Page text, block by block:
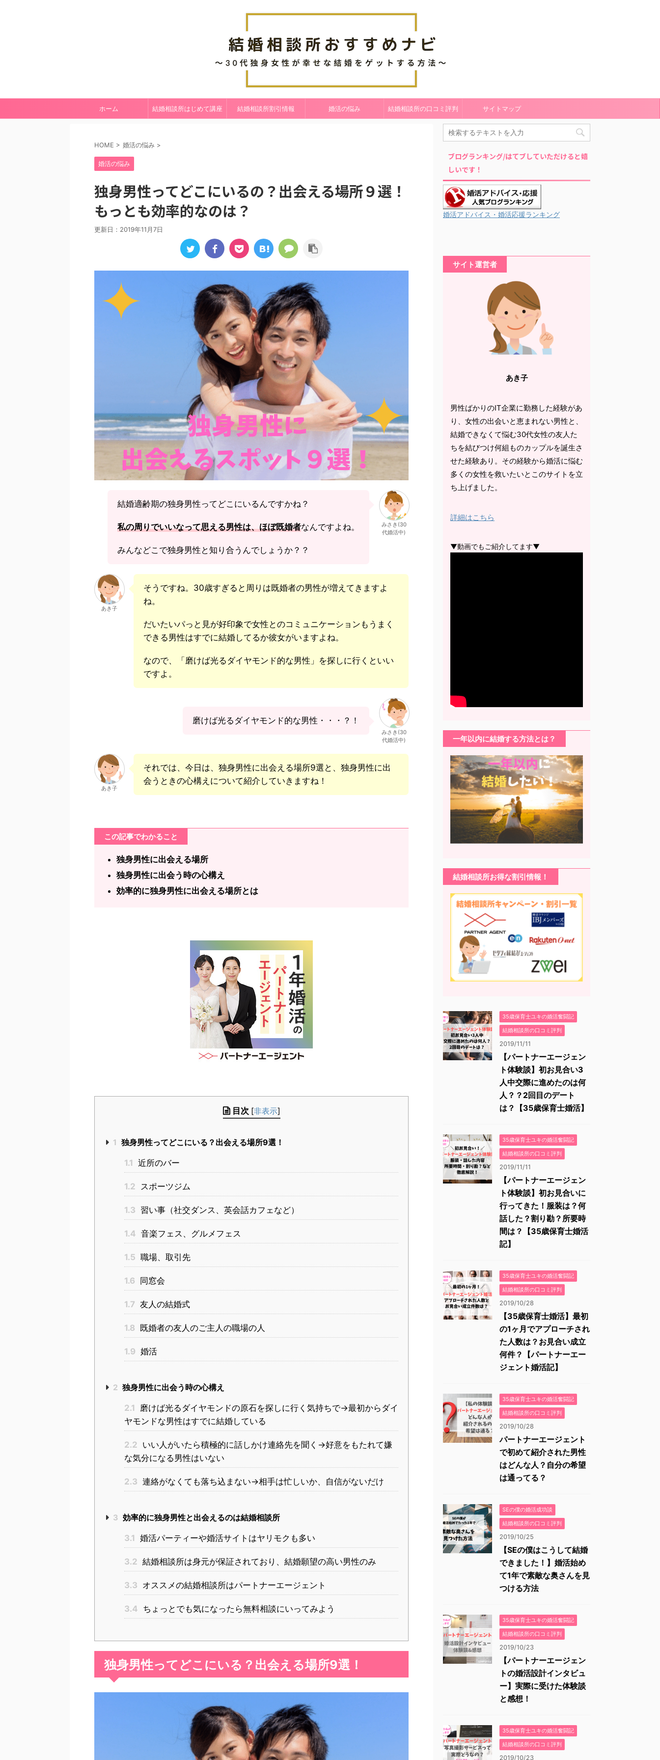
ホーム 結婚相談所はじめて講座 結婚相談所割引情報 婚活の悩み 結婚相談所の口コミ評判 サイトマップ
HOME > 婚活の悩み >
婚活の悩み
独身男性ってどこにいるの？出会える場所９選！
もっとも効率的なのは？
更新日： 2019年11月7日
結婚適齢期の独身男性ってどこにいるんですかね？
私の周りでいいなって思える男性は、ほぼ既婚者なんですよね。
みんなどこで独身男性と知り合うんでしょうか？？
みさき(30
代婚活中)
あき子
そうですね。30歳すぎると周りは既婚者の男性が増えてきますよ
ね。
だいたいパっと見が好印象で女性とのコミュニケーションもうまく
できる男性はすでに結婚してるか彼女がいますよね。
なので、「磨けば光るダイヤモンド的な男性」を探しに行くといい
ですよ。
磨けば光るダイヤモンド的な男性・・・？！
みさき(30
代婚活中)
あき子
それでは、今日は、独身男性に出会える場所9選と、独身男性に出
会うときの心構えについて紹介していきますね！
この記事でわかること
独身男性に出会える場所
独身男性に出会う時の心構え
効率的に独身男性に出会える場所とは
目次 [非表示]
1 独身男性ってどこにいる？出会える場所9選！
1.1 近所のバー
1.2 スポーツジム
1.3 習い事（社交ダンス、英会話カフェなど）
1.4 音楽フェス、グルメフェス
1.5 職場、取引先
1.6 同窓会
1.7 友人の結婚式
1.8 既婚者の友人のご主人の職場の人
1.9 婚活
2 独身男性に出会う時の心構え
2.1
磨けば光るダイヤモンドの原石を探しに行く気持ちで→最初からダイ
ヤモンドな男性はすでに結婚している
2.2 いい人がいたら積極的に話しかけ連絡先を聞く→好意をもたれて嫌
な気分になる男性はいない
2.3 連絡がなくても落ち込まない→相手は忙しいか、自信がないだけ
3 効率的に独身男性と出会えるのは結婚相談所
3.1 婚活パーティーや婚活サイトはヤリモクも多い
3.2 結婚相談所は身元が保証されており、結婚願望の高い男性のみ
3.3 オススメの結婚相談所はパートナーエージェント
3.4 ちょっとでも気になったら無料相談にいってみよう
独身男性ってどこにいる？出会える場所9選！
ブログランキング/はてブしていただけると嬉
しいです！
婚活アドバイス・婚活応援ランキング
サイト運営者
あき子
男性ばかりのIT企業に勤務した経験があ
り、女性の出会いと恵まれない男性と、
結婚できなくて悩む30代女性の友人た
ちを結びつけ何組ものカップルを誕生さ
せた経験あり。その経験から婚活に悩む
多くの女性を救いたいとこのサイトを立
ち上げました。
詳細はこちら
▼動画でもご紹介してます▼
一年以内に結婚する方法とは？
結婚相談所お得な割引情報！
35歳保育士ユキの婚活奮闘記
結婚相談所の口コミ評判
2019/11/11
【パートナーエージェン
ト体験談】初お見合い3
人中交際に進めたのは何
人？？2回目のデート
は？【35歳保育士婚活】
35歳保育士ユキの婚活奮闘記
結婚相談所の口コミ評判
2019/11/11
【パートナーエージェン
ト体験談】初お見合いに
行ってきた！服装は？何
話した？割り勘？所要時
間は？【35歳保育士婚活
記】
35歳保育士ユキの婚活奮闘記
結婚相談所の口コミ評判
2019/10/28
【35歳保育士婚活】最初
の1ヶ月でアプローチされ
た人数は？お見合い成立
何件？【パートナーエー
ジェント婚活記】
35歳保育士ユキの婚活奮闘記
結婚相談所の口コミ評判
2019/10/28
パートナーエージェント
で初めて紹介された男性
はどんな人？自分の希望
は通ってる？
SEの僕の婚活成功談
結婚相談所の口コミ評判
2019/10/25
【SEの僕はこうして結婚
できました！】婚活始め
て1年で素敵な奥さんを見
つける方法
35歳保育士ユキの婚活奮闘記
結婚相談所の口コミ評判
2019/10/23
【パートナーエージェン
トの婚活設計インタビュ
ー】実際に受けた体験談
と感想！
35歳保育士ユキの婚活奮闘記
結婚相談所の口コミ評判
2019/10/23